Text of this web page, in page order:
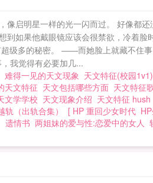
像启明星一样的光一闪而过。 好像都
到如果他戴眼镜应该会很禁欲，冷着
级多的秘密。 ——而她脸上就藏不住
我觉得有必要加几...
难得一见的天文现象 天文特征(校园
天文特征 天文包括哪些方面 天文特征
文学学校 天文现象介绍 天文特征 hush
轨（出轨合集） [ HP 重回少女时代
遗情书 两姐妹的爱与性:恋爱中的女人